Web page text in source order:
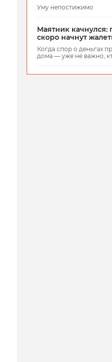
Уму непостижимо
Маятник качнулся:
скоро начнут
Когда спор о деньгах
дома — уже не важно,